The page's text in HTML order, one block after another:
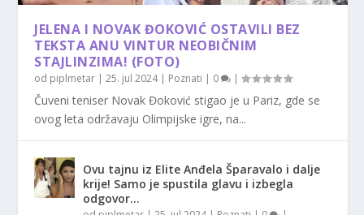
JELENA I NOVAK ĐOKOVIĆ OSTAVILI BEZ
TEKSTA ANU VINTUR NEOBIČNIM
STAJLINZIMA! (FOTO)
od piplmetar |25. jul 2024| Poznati | 0 |
Čuveni teniser Novak Đoković stigao je u Pariz, gde se
ovog leta održavaju Olimpijske igre, na...
Ovu tajnu iz Elite Anđela Šparavalo i dalje
krije! Samo je spustila glavu i izbegla
odgovor…